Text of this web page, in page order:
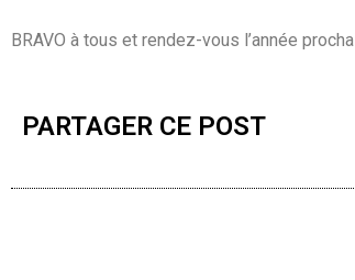
BRAVO à tous et rendez-vous l’année
PARTAGER CE POST